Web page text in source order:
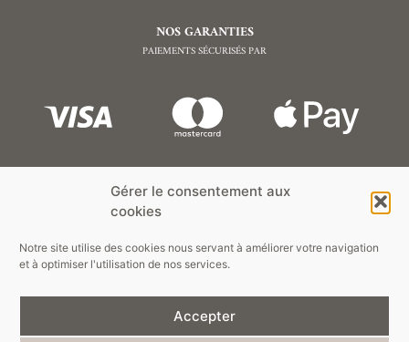
Gérer le consentement aux
cookies
Notre site utilise des cookies nous servant à améliorer votre navigation
et à optimiser l'utilisation de nos services.
Accepter
NOS GARANTIES
PAIEMENTS SÉCURISÉS PAR
NEWSLETTER